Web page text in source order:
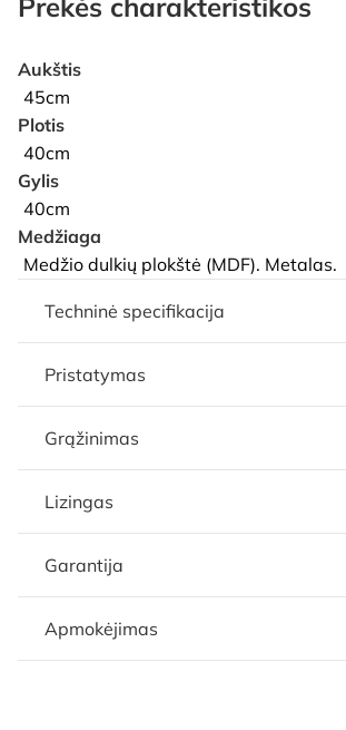
Aukštis
45cm
Plotis
40cm
Gylis
40cm
Medžiaga
Medžio dulkių plokštė (MDF). Metalas.
Techninė specifikacija
Pristatymas
Grąžinimas
Lizingas
Garantija
Apmokėjimas